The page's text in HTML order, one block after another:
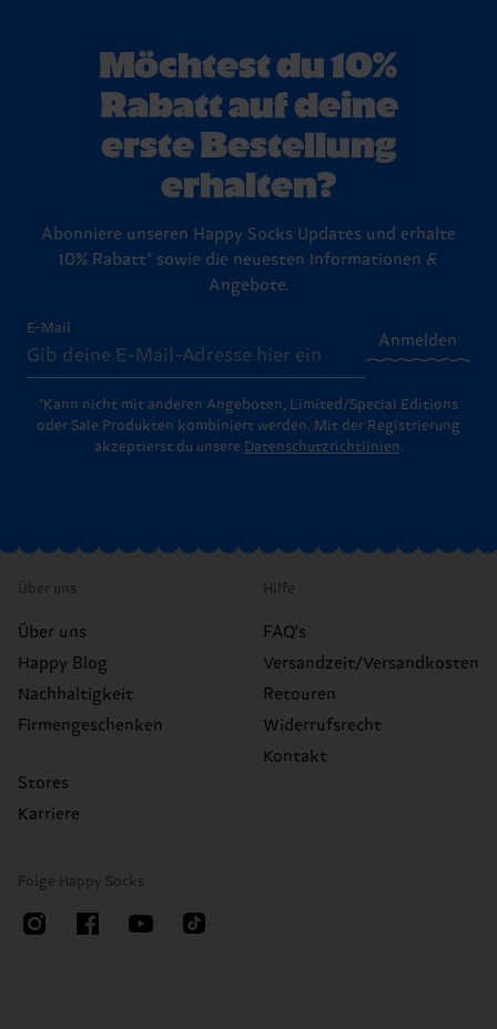
Möchtest du 10%
Rabatt auf deine
erste Bestellung
erhalten?
Abonniere unseren Happy Socks Updates und erhalte
10% Rabatt* sowie die neuesten Informationen &
Angebote.
E-Mail
Anmelden
*Kann nicht mit anderen Angeboten, Limited/Special Editions
oder Sale Produkten kombiniert werden. Mit der Registrierung
akzeptierst du unsere Datenschutzrichtlinien.
Über uns
Über uns
Happy Blog
Nachhaltigkeit
Firmengeschenken
Stores
Karriere
Hilfe
FAQ's
Versandzeit/Versandkosten
Retouren
Widerrufsrecht
Kontakt
Folge Happy Socks